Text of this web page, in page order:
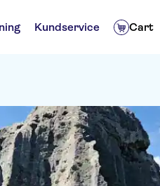
Kundservice Cart